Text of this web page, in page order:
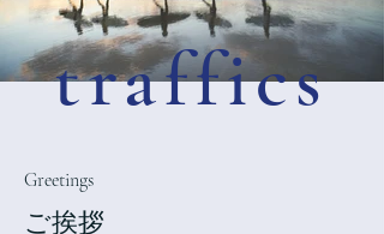
traffics
Greetings
​ご挨拶